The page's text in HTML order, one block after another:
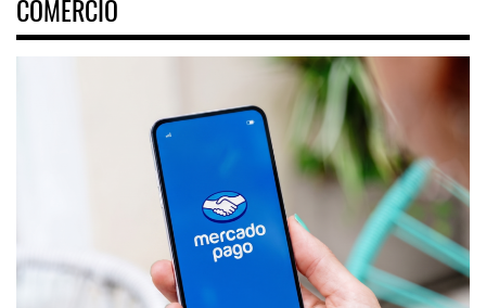
COMERCIO